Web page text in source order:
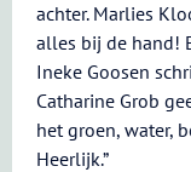
achter. Marlies
alles bij de hand!
Ineke Goosen
Catharine Grob
het groen, water,
Heerlijk.”